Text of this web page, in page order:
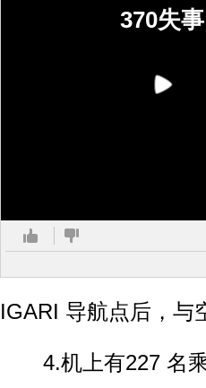
370失事
IGARI 导航点后，与
4.机上有227 名乘